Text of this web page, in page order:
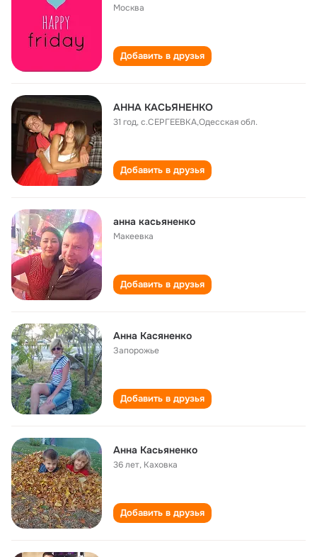
Москва
Добавить в друзья
АННА КАСЬЯНЕНКО
31 год,с.СЕРГЕЕВКА,Одесская обл.
Добавить в друзья
анна касьяненко
Макеевка
Добавить в друзья
Анна Касяненко
Запорожье
Добавить в друзья
Анна Касьяненко
36 лет, Каховка
Добавить в друзья